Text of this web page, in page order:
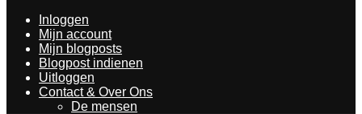
Inloggen
Mijn account
Mijn blogposts
Blogpost indienen
Uitloggen
Contact & Over Ons
De mensen